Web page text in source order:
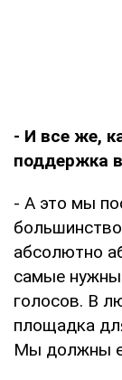
- И все же,
поддержка
- А это мы
абсолютно
самые
голосов. В
площадка
Мы должны